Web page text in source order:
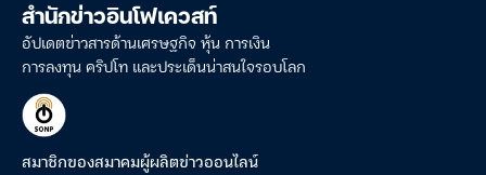
สำนักข่าวอินโฟเควสท์
อัปเดตข่าวสารด้านเศรษฐกิจ หุ้น การเงิน
การลงทุน คริปโท และประเด็นน่าสนใจรอบโลก
สมาชิกของสมาคมผู้ผลิตข่าวออนไลน์